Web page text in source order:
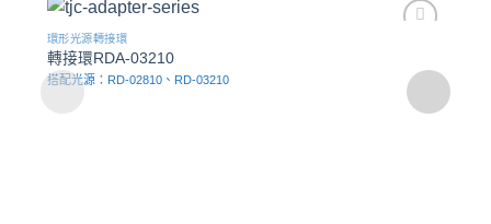
環形光源轉接環
轉接環RDA-03210
搭配光源：RD-02810、RD-03210